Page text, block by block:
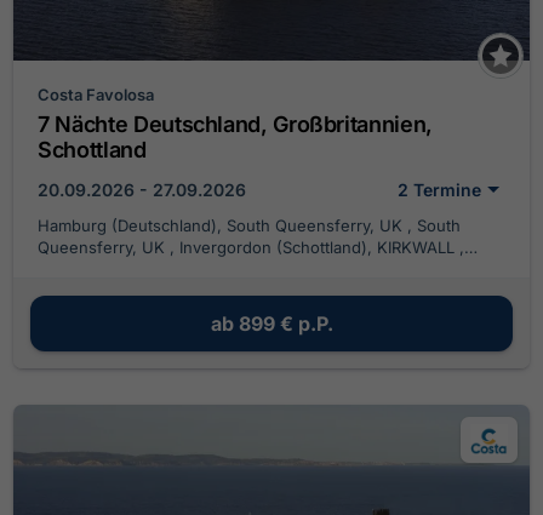
Costa Favolosa
7 Nächte Deutschland, Großbritannien,
Schottland
20.09.2026 - 27.09.2026 2 Termine
Hamburg (Deutschland), South Queensferry, UK , South
Queensferry, UK , Invergordon (Schottland), KIRKWALL ,
ab 899 € p.P.